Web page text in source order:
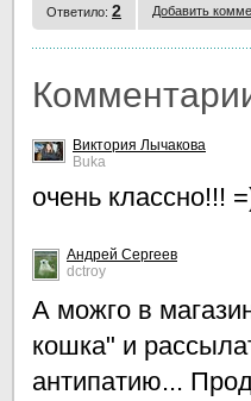
Ответило: 2 Добавить
Виктория Лычакова
Buka
очень классно!!!
Андрей Сергеев
dctroy
А можго в
кошка" и
антипатию...